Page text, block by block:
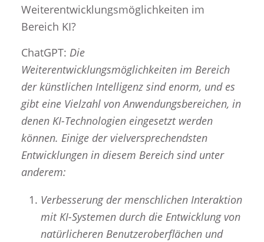
Weiterentwicklungsmöglichkeiten im
Bereich KI?
ChatGPT: Die
Weiterentwicklungsmöglichkeiten im Bereich
der künstlichen Intelligenz sind enorm, und es
gibt eine Vielzahl von Anwendungsbereichen, in
denen KI-Technologien eingesetzt werden
können. Einige der vielversprechendsten
Entwicklungen in diesem Bereich sind unter
anderem:
Verbesserung der menschlichen Interaktion
mit KI-Systemen durch die Entwicklung von
natürlicheren Benutzeroberflächen und